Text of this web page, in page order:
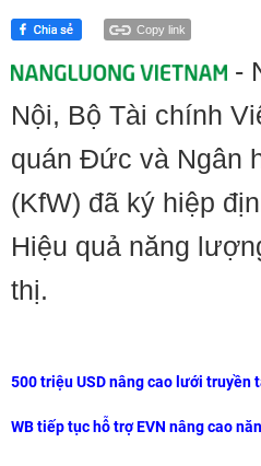
Copy link
-
Nội, Bộ Tài chính
quán Đức và Ngân
(KfW) đã ký hiệp
Hiệu quả năng
thị.
500 triệu USD nâng cao lưới truyền
WB tiếp tục hỗ trợ EVN nâng cao